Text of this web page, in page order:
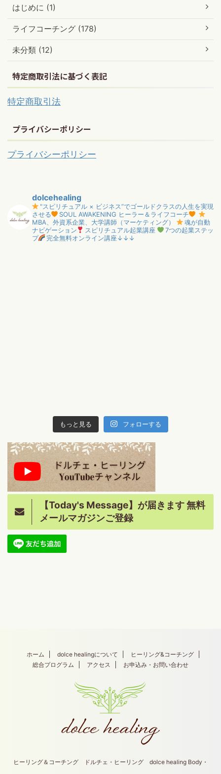
はじめに (1)
ライフコーチング (178)
未分類 (12)
特定商取引法に基づく表記
特定商取引法
プライバシーポリシー
プライバシーポリシー
dolcehealing
"スピリチュアル × ビジネス”でゴールドクラスの人生を実現
させる
SOUL AWAKENING ヒーラー＆ライフコーチ
MBA、外資系企業、大学講師（マーケティング）
魂が自動
ナビゲーション
スピリチュアル起業講座
7つの起業ステッ
プ
完全無料オンライン講座↓↓↓
もっと見る フォローする
【Today's Message】が届きます 無料
メールマガジンご登録
ホーム dolce healingについて
ヒーリング&コーチング
総合プログラム
アクセス お申込み・お問い合わせ
ヒーリング＆コーチング ドルチェ・ヒーリング dolce healing Body・